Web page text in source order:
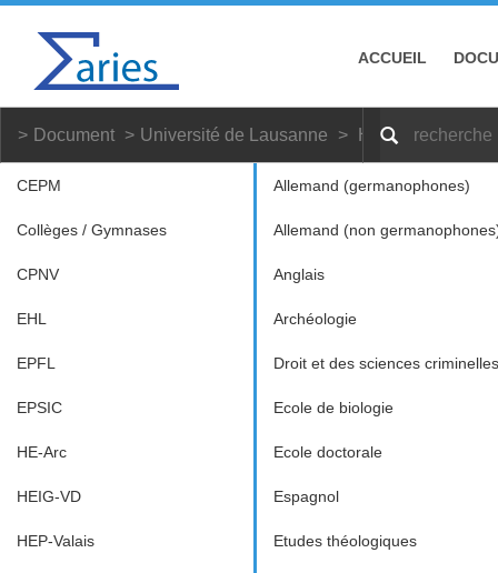
ACCUEIL
Document Université de Lausanne Hors branche
CEPM
Collèges / Gymnases
CPNV
EHL
EPFL
EPSIC
HE-Arc
HEIG-VD
HEP-Valais
Allemand (germanophones)
Allemand (non
Anglais
Archéologie
Droit et des sciences criminelles
Ecole de biologie
Ecole doctorale
Espagnol
Etudes théologiques